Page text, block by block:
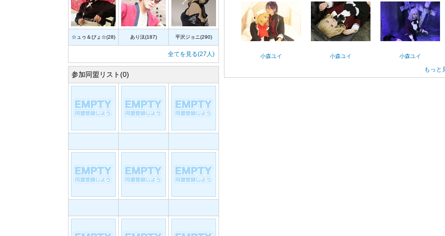
☆ュゥ＆ぴょ☆(28) あり汰(187) 平沢ジョニ(290)
全てを見る(27人)
参加同盟リスト(0)
小森ユイ 小森ユイ 小森ユイ
もっと